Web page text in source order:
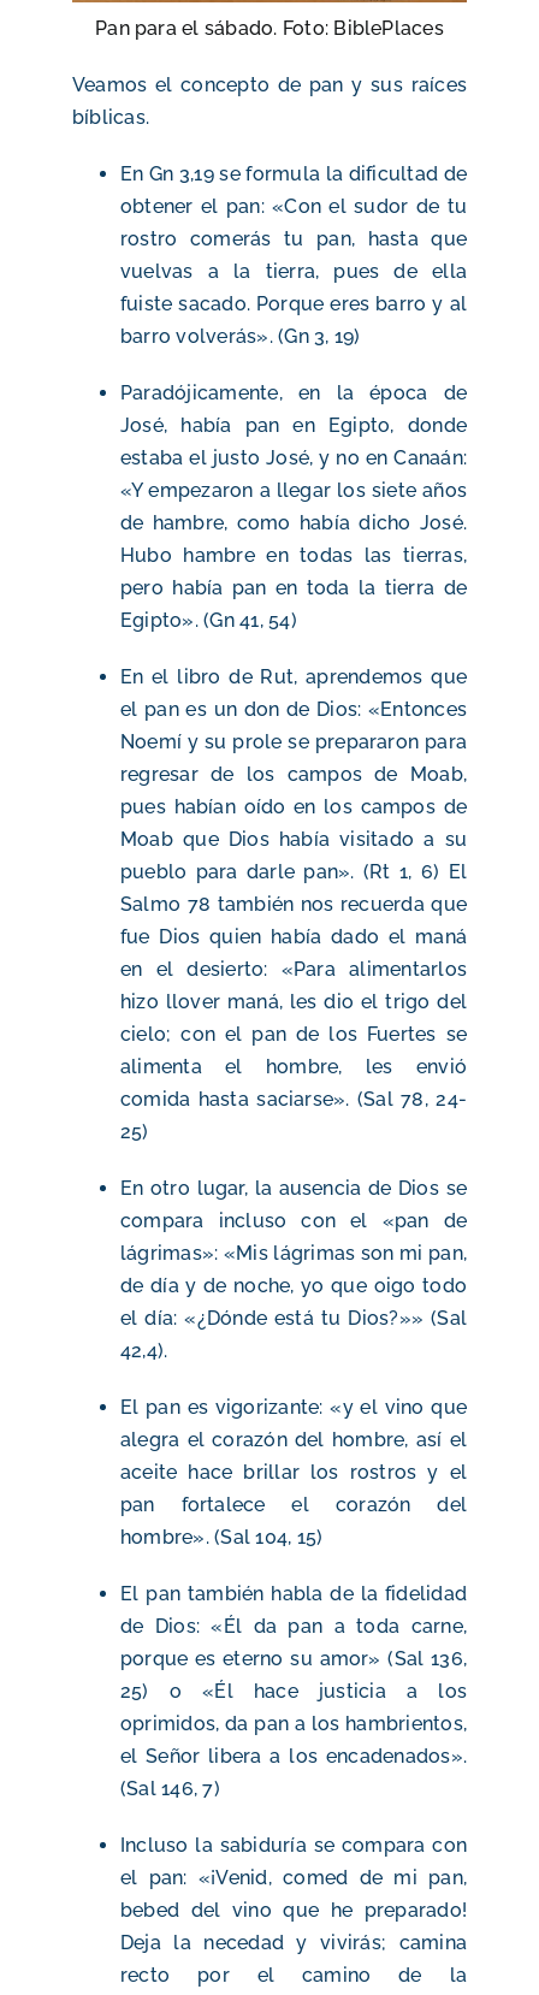
Pan para el sábado. Foto: BiblePlaces
Veamos el concepto de pan y sus raíces
bíblicas.
En Gn 3,19 se formula la dificultad de
obtener el pan: «Con el sudor de tu
rostro comerás tu pan, hasta que
vuelvas a la tierra, pues de ella
fuiste sacado. Porque eres barro y al
barro volverás». (Gn 3, 19)
Paradójicamente, en la época de
José, había pan en Egipto, donde
estaba el justo José, y no en Canaán:
«Y empezaron a llegar los siete años
de hambre, como había dicho José.
Hubo hambre en todas las tierras,
pero había pan en toda la tierra de
Egipto». (Gn 41, 54)
En el libro de Rut, aprendemos que
el pan es un don de Dios: «Entonces
Noemí y su prole se prepararon para
regresar de los campos de Moab,
pues habían oído en los campos de
Moab que Dios había visitado a su
pueblo para darle pan». (Rt 1, 6) El
Salmo 78 también nos recuerda que
fue Dios quien había dado el maná
en el desierto: «Para alimentarlos
hizo llover maná, les dio el trigo del
cielo; con el pan de los Fuertes se
alimenta el hombre, les envió
comida hasta saciarse». (Sal 78, 24-
25)
En otro lugar, la ausencia de Dios se
compara incluso con el «pan de
lágrimas»: «Mis lágrimas son mi pan,
de día y de noche, yo que oigo todo
el día: «¿Dónde está tu Dios?»» (Sal
42,4).
El pan es vigorizante: «y el vino que
alegra el corazón del hombre, así el
aceite hace brillar los rostros y el
pan fortalece el corazón del
hombre». (Sal 104, 15)
El pan también habla de la fidelidad
de Dios: «Él da pan a toda carne,
porque es eterno su amor» (Sal 136,
25) o «Él hace justicia a los
oprimidos, da pan a los hambrientos,
el Señor libera a los encadenados».
(Sal 146, 7)
Incluso la sabiduría se compara con
el pan: «¡Venid, comed de mi pan,
bebed del vino que he preparado!
Deja la necedad y vivirás; camina
recto por el camino de la